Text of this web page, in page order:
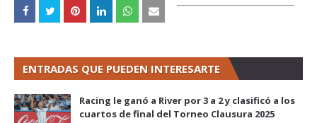
ENTRADAS QUE PUEDEN INTERESARTE
Racing le ganó a River por 3 a 2 y clasificó a los
cuartos de final del Torneo Clausura 2025